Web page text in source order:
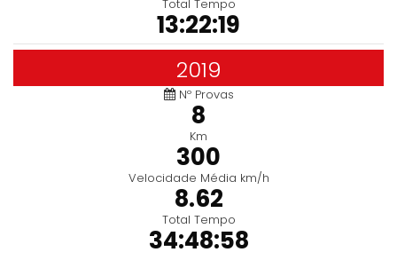
Total Tempo
13:22:19
2019
Nº Provas
8
Km
300
Velocidade Média km/h
8.62
Total Tempo
34:48:58